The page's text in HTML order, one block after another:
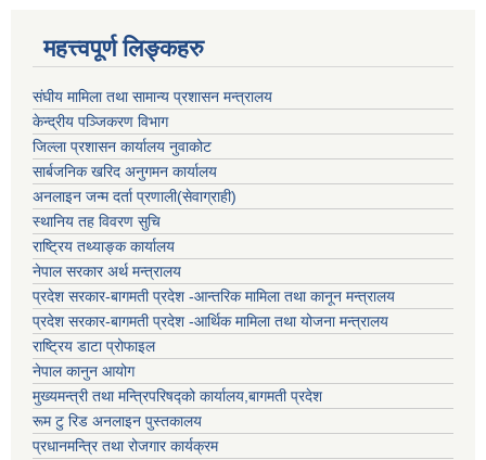
महत्त्वपूर्ण लिङ्कहरु
संघीय मामिला तथा सामान्य प्रशासन मन्त्रालय
केन्द्रीय पञ्जिकरण विभाग
जिल्ला प्रशासन कार्यालय नुवाकोट
सार्बजनिक खरिद अनुगमन कार्यालय
अनलाइन जन्म दर्ता प्रणाली(सेवाग्राही)
स्थानिय तह विवरण सुचि
राष्ट्रिय तथ्याङ्क कार्यालय
नेपाल सरकार अर्थ मन्त्रालय
प्रदेश सरकार-बागमती प्रदेश -आन्तरिक मामिला तथा कानून मन्त्रालय
प्रदेश सरकार-बागमती प्रदेश -आर्थिक मामिला तथा योजना मन्त्रालय
राष्ट्रिय डाटा प्रोफाइल
नेपाल कानुन आयोग
मुख्यमन्त्री तथा मन्त्रिपरिषद्को कार्यालय,बागमती प्रदेश
रूम टु रिड अनलाइन पुस्तकालय
प्रधानमन्त्रि तथा रोजगार कार्यक्रम